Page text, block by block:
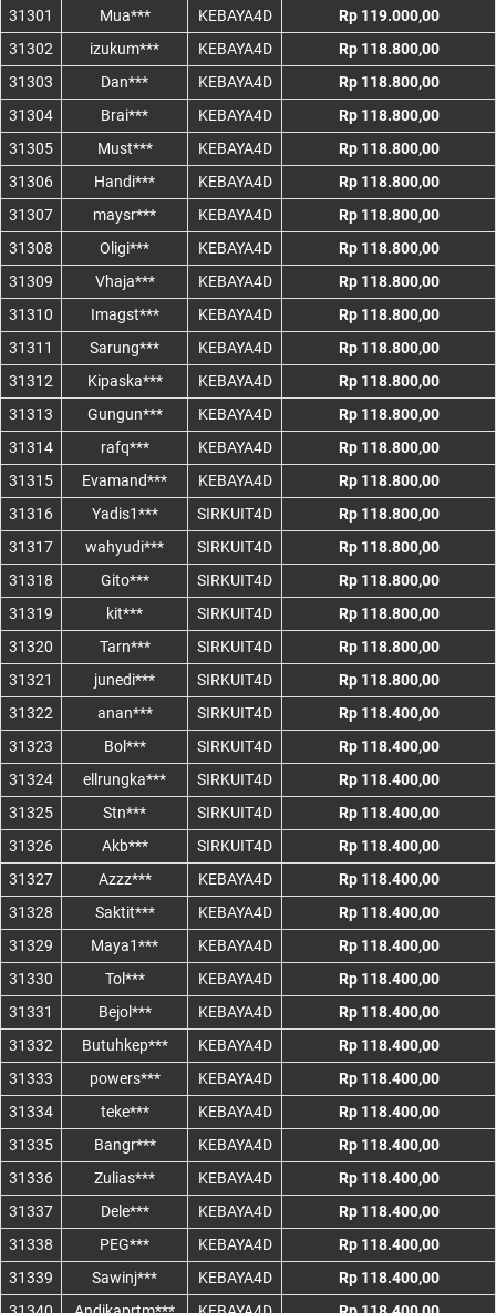
31301 Mua*** KEBAYA4D
Rp 119.000,00
31302
izukum*** KEBAYA4D
Rp 118.800,00
31303
Dan*** KEBAYA4D
Rp 118.800,00
31304
Brai*** KEBAYA4D
Rp 118.800,00
31305
Must*** KEBAYA4D
Rp 118.800,00
31306
Handi*** KEBAYA4D
Rp 118.800,00
31307
maysr*** KEBAYA4D
Rp 118.800,00
31308
Oligi*** KEBAYA4D
Rp 118.800,00
31309
Vhaja*** KEBAYA4D
Rp 118.800,00
31310
Imagst*** KEBAYA4D
Rp 118.800,00
31311
Sarung*** KEBAYA4D
Rp 118.800,00
31312
Kipaska*** KEBAYA4D
Rp 118.800,00
31313
Gungun*** KEBAYA4D
Rp 118.800,00
31314
rafq*** KEBAYA4D
Rp 118.800,00
31315
Evamand*** KEBAYA4D
Rp 118.800,00
31316
Yadis1*** SIRKUIT4D
Rp 118.800,00
31317
wahyudi*** SIRKUIT4D
Rp 118.800,00
31318
Gito*** SIRKUIT4D
Rp 118.800,00
31319
kit*** SIRKUIT4D
Rp 118.800,00
31320
Tarn*** SIRKUIT4D
Rp 118.800,00
31321
junedi*** SIRKUIT4D
Rp 118.800,00
31322
anan*** SIRKUIT4D
Rp 118.400,00
31323
Bol*** SIRKUIT4D
Rp 118.400,00
31324
ellrungka*** SIRKUIT4D
Rp 118.400,00
31325
Stn*** SIRKUIT4D
Rp 118.400,00
31326
Akb*** SIRKUIT4D
Rp 118.400,00
31327
Azzz*** KEBAYA4D
Rp 118.400,00
31328
Saktit*** KEBAYA4D
Rp 118.400,00
31329
Maya1*** KEBAYA4D
Rp 118.400,00
31330
Tol*** KEBAYA4D
Rp 118.400,00
31331
Bejol*** KEBAYA4D
Rp 118.400,00
31332
Butuhkep*** KEBAYA4D
Rp 118.400,00
31333
powers*** KEBAYA4D
Rp 118.400,00
31334
teke*** KEBAYA4D
Rp 118.400,00
31335
Bangr*** KEBAYA4D
Rp 118.400,00
31336
Zulias*** KEBAYA4D
Rp 118.400,00
31337
Dele*** KEBAYA4D
Rp 118.400,00
31338
PEG*** KEBAYA4D
Rp 118.400,00
31339
Sawinj*** KEBAYA4D
Rp 118.400,00